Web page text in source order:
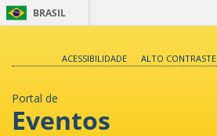
BRASIL
ACESSIBILIDADE
ALTO CONTRASTE
Portal de
Eventos